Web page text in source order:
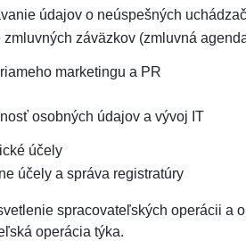
údajov o neúspešných
zmluvných záväzkov (zmluvná
marketingu a PR
osobných údajov a vývoj IT
účely
účely a správa registratúry
spracovateľských operácii a
operácia týka.